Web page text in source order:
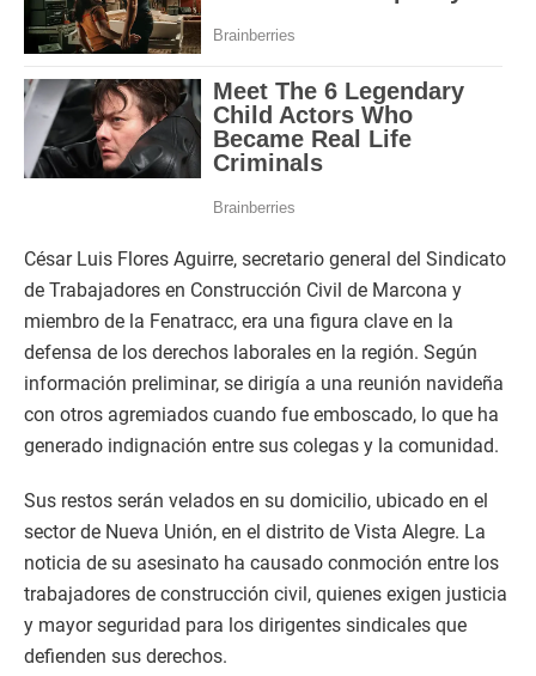
César Luis Flores Aguirre, secretario general del Sindicato
de Trabajadores en Construcción Civil de Marcona y
miembro de la Fenatracc, era una figura clave en la
defensa de los derechos laborales en la región. Según
información preliminar, se dirigía a una reunión navideña
con otros agremiados cuando fue emboscado, lo que ha
generado indignación entre sus colegas y la comunidad.
Sus restos serán velados en su domicilio, ubicado en el
sector de Nueva Unión, en el distrito de Vista Alegre. La
noticia de su asesinato ha causado conmoción entre los
trabajadores de construcción civil, quienes exigen justicia
y mayor seguridad para los dirigentes sindicales que
defienden sus derechos.